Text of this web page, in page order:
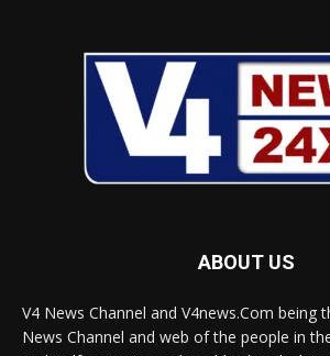
ABOUT US
V4 News Channel and V4news.Com being
News Channel and web of the people in